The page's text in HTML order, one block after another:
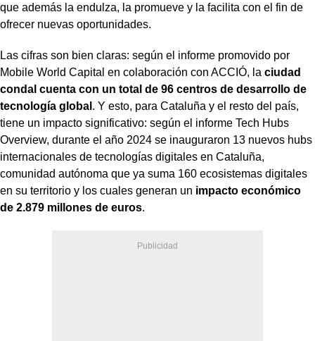
que además la endulza, la promueve y la facilita con el fin de
ofrecer nuevas oportunidades.
Las cifras son bien claras: según el informe promovido por
Mobile World Capital en colaboración con ACCIÓ, la ciudad
condal cuenta con un total de 96 centros de desarrollo de
tecnología global . Y esto, para Cataluña y el resto del país,
tiene un impacto significativo: según el informe Tech Hubs
Overview, durante el año 2024 se inauguraron 13 nuevos hubs
internacionales de tecnologías digitales en Cataluña,
comunidad autónoma que ya suma 160 ecosistemas digitales
en su territorio y los cuales generan un impacto económico
de 2.879 millones de euros.